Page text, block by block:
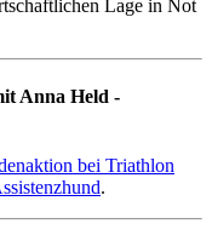
Lage in Not
Anna Held -
bei Triathlon
.